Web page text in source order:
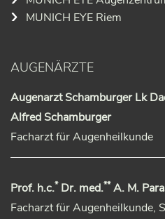
MUNICH EYE Riem
AUGENÄRZTE
Augenarzt Schamburger Lk
Alfred Schamburger
Facharzt für Augenheilkunde
Prof. h.c.*Dr. med.**A. M.
Facharzt für Augenheilkunde,